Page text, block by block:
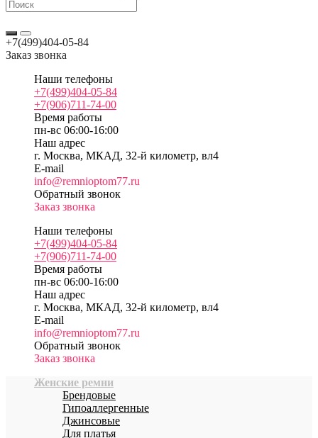
+7(499)404-05-84
Заказ звонка
Наши телефоны
+7(499)404-05-84
+7(906)711-74-00
Время работы
пн-вс 06:00-16:00
Наш адрес
г. Москва, МКАД, 32-й километр, вл4
E-mail
info@remnioptom77.ru
Обратный звонок
Заказ звонка
Наши телефоны
+7(499)404-05-84
+7(906)711-74-00
Время работы
пн-вс 06:00-16:00
Наш адрес
г. Москва, МКАД, 32-й километр, вл4
E-mail
info@remnioptom77.ru
Обратный звонок
Заказ звонка
Женские ремни
Брендовые
Гипоаллергенные
Джинсовые
Для платья